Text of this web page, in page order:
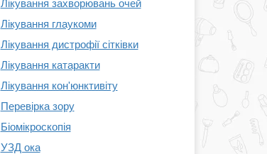
Лікування захворювань очей
Лікування глаукоми
Лікування дистрофії сітківки
Лікування катаракти
Лікування кон'юнктивіту
Перевірка зору
Біомікроскопія
УЗД ока